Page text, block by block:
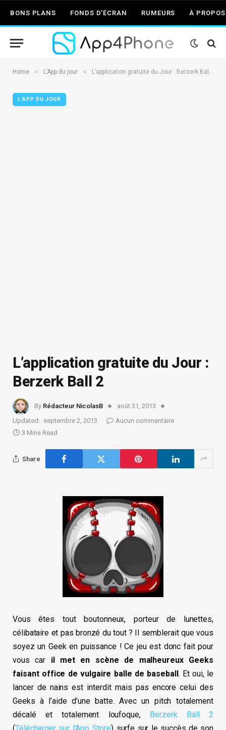
BONS PLANS FONDS D’ÉCRAN RUMEURS À PROPOS
Home » L’App du jour » L’application gratuite du Jour : Berzerk Ball 2
L’APP DU JOUR
L’application gratuite du Jour :
Berzerk Ball 2
By Rédacteur NicolasB
août 31, 2013
Updated: septembre 2, 2013
Aucun commentaire
3 Mins Read
Share
Vous êtes tout boutonneux, porteur de lunettes,
célibataire et pas bronzé du tout ? Il semblerait que vous
soyez un Geek en puissance ! Ce jeu est donc fait pour
vous car il met en scène de malheureux Geeks
faisant office de vulgaire balle de baseball. Et oui, le
lancer de nains est interdit mais pas encore celui des
Geeks à l’aide d’une batte. Avec un pitch totalement
décalé et totalement loufoque, Berzerk Ball 2
(Télécharger sur l’App Store) surfe sur le succès de son